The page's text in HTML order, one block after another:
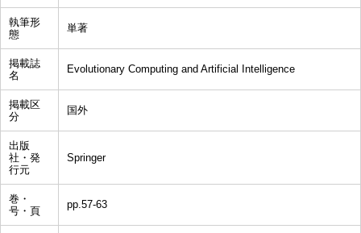
執筆形
態
単著
掲載誌
名
Evolutionary Computing and Artificial Intelligence
掲載区
分
国外
出版
社・発
行元
Springer
巻・
号・頁
pp.57-63